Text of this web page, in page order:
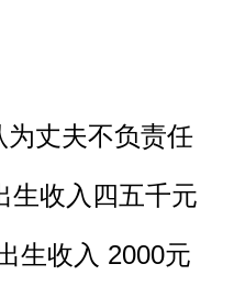
丈夫不负责任
收入四五千元
收入 2000元